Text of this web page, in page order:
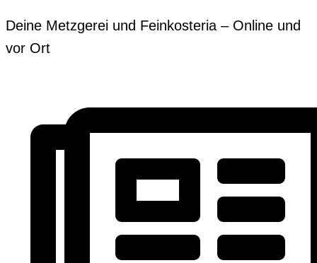
Inhalt
springen
Deine Metzgerei und Feinkosteria – Online und
vor Ort